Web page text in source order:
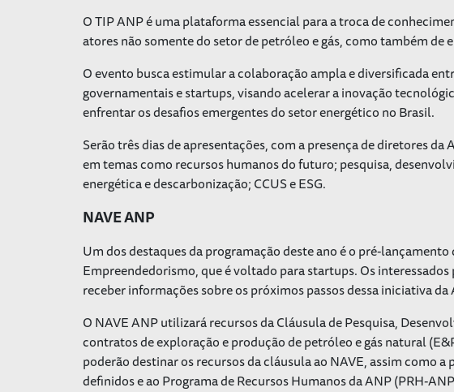
O TIP ANP é uma plataforma essencial para a troca de
atores não somente do setor de petróleo e gás, como também de
O evento busca estimular a colaboração ampla e diversificada
governamentais e startups, visando acelerar a inovação
enfrentar os desafios emergentes do setor energético no Brasil.
Serão três dias de apresentações, com a presença de diretores da
em temas como recursos humanos do futuro; pesquisa,
energética e descarbonização; CCUS e ESG.
NAVE ANP
Um dos destaques da programação deste ano é o pré-
Empreendedorismo, que é voltado para startups. Os
receber informações sobre os próximos passos dessa iniciativa da
O NAVE ANP utilizará recursos da Cláusula de Pesquisa,
contratos de exploração e produção de petróleo e gás natural
poderão destinar os recursos da cláusula ao NAVE, assim como
definidos e ao Programa de Recursos Humanos da ANP (PRH-